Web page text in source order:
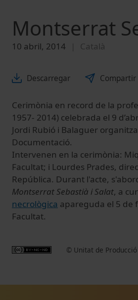
Montserrat
10 abril, 2014 Català
Descarregar Compartir
Cerimònia en record de la
1957- 2014) celebrada el 9
Jordi Rubió i Balaguer
Documentació.
Intervenen en la cerimònia:
Facultat; i Lourdes Prades,
República. Durant l'acte,
Montserrat Sebastià i Salat, a
necrològica apareguda el 5 de
Facultat.
© Unitat de